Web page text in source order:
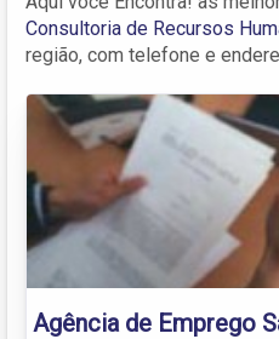
Consultoria de Recursos
região, com telefone e
Agência de Emprego